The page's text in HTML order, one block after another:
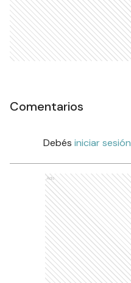
Comentarios
Debés iniciar sesión
Ads